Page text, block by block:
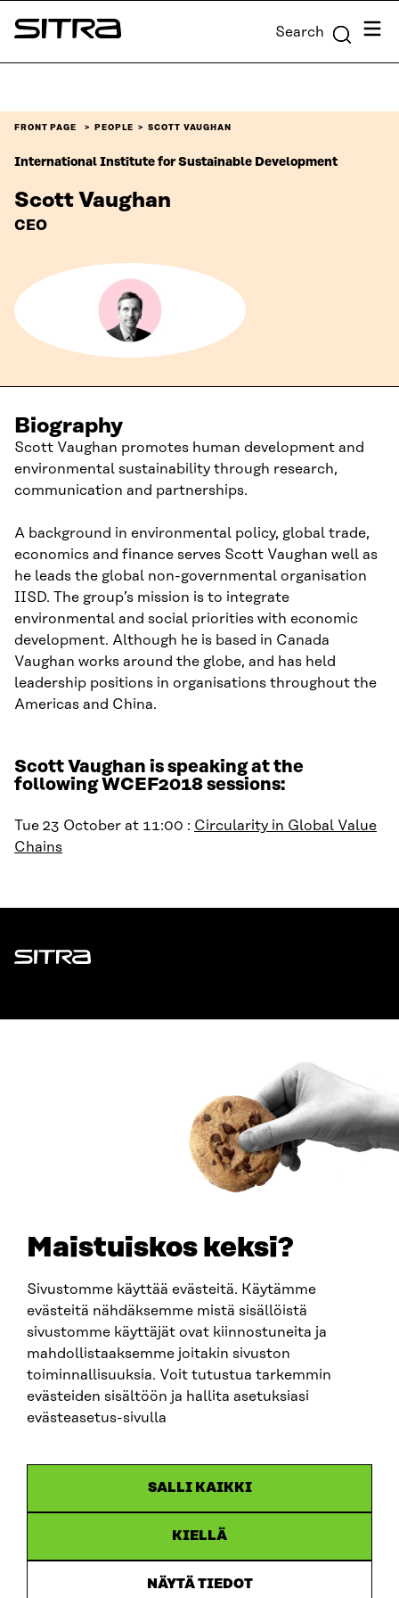
Maistuiskos keksi?
Sivustomme käyttää evästeitä. Käytämme
evästeitä nähdäksemme mistä sisällöistä
sivustomme käyttäjät ovat kiinnostuneita ja
mahdollistaaksemme joitakin sivuston
toiminnallisuuksia. Voit tutustua tarkemmin
evästeiden sisältöön ja hallita asetuksiasi
evästeasetus-sivulla
SALLI KAIKKI
KIELLÄ
NÄYTÄ TIEDOT
Skip to
content
Sitra Search Menu
FRONT PAGE PEOPLE SCOTT VAUGHAN
International Institute for Sustainable Development
Scott Vaughan
CEO
Biography
Scott Vaughan promotes human development and
environmental sustainability through research,
communication and partnerships.
A background in environmental policy, global trade,
economics and finance serves Scott Vaughan well as
he leads the global non-governmental organisation
IISD. The group’s mission is to integrate
environmental and social priorities with economic
development. Although he is based in Canada
Vaughan works around the globe, and has held
leadership positions in organisations throughout the
Americas and China.
Scott Vaughan is speaking at the
following WCEF2018 sessions:
Tue 23 October at 11:00 : Circularity in Global Value
Chains
Sitra
firstname.lastname@sitra.fi
SITRA ON SOCIAL MEDIA
LinkedIn
Instagram